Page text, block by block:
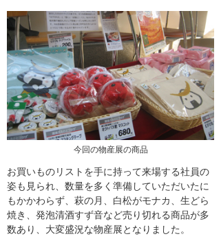
今回の物産展の商品
お買いものリストを手に持って来場する社員の
姿も見られ、数量を多く準備していただいたに
もかかわらず、萩の月、白松がモナカ、生どら
焼き、発泡清酒すず音など売り切れる商品が多
数あり、大変盛況な物産展となりました。